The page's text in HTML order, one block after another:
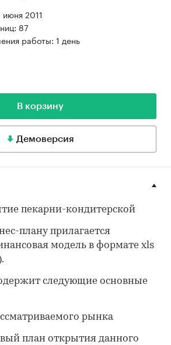
2011
87
работы: 1 день
В корзину
Демоверсия
пекарни-кондитерской
плану прилагается
модель в формате xls
следующие основные
рынка
план открытия данного